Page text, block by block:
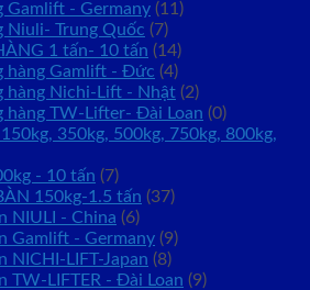
Gamlift - Germany (11)
Niuli- Trung Quốc (7)
1 tấn- 10 tấn (14)
hàng Gamlift - Đức (4)
hàng Nichi-Lift - Nhật (2)
hàng TW-Lifter- Đài Loan (0)
350kg, 500kg, 750kg, 800kg,
- 10 tấn (7)
150kg-1.5 tấn (37)
NIULI - China (6)
Gamlift - Germany (9)
NICHI-LIFT-Japan (8)
TW-LIFTER - Đài Loan (9)